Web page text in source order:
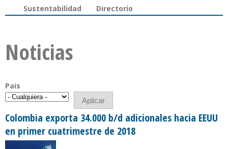
Sustentabilidad
Directorio
Noticias
Pais
Colombia exporta 34.000 b/d adicionales hacia EEUU
en primer cuatrimestre de 2018